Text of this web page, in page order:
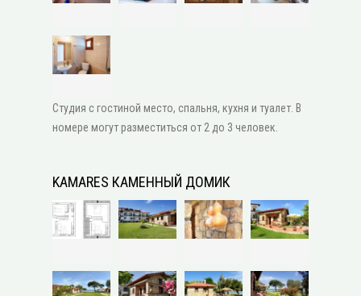
Студия с гостиной место, спальня, кухня и туалет. В
номере могут разместиться от 2 до 3 человек.
KAMARES КАМЕННЫЙ ДОМИК